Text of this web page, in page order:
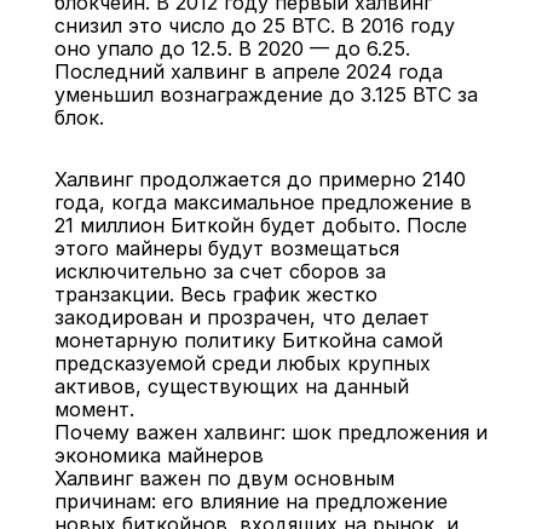
снизил это число до 25 BTC. В 2016 году
оно упало до 12.5. В 2020 — до 6.25.
Последний халвинг в апреле 2024 года
уменьшил вознаграждение до 3.125 BTC за
блок.
Халвинг продолжается до примерно 2140
года, когда максимальное предложение в
21 миллион Биткойн будет добыто. После
этого майнеры будут возмещаться
исключительно за счет сборов за
транзакции. Весь график жестко
закодирован и прозрачен, что делает
монетарную политику Биткойна самой
предсказуемой среди любых крупных
активов, существующих на данный
момент.
Почему важен халвинг: шок предложения и
экономика майнеров
Халвинг важен по двум основным
причинам: его влияние на предложение
новых биткойнов, входящих на рынок, и